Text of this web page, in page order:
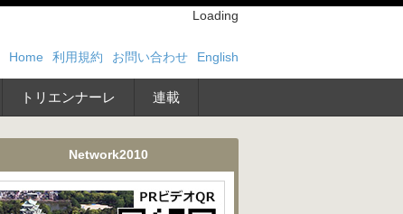
Loading
Home 利用規約 お問い合わせ English
トリエンナーレ 連載
Network2010